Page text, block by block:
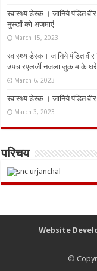
स्वास्थ्य डेस्क । जानिये पंडित
नुस्‍खों को अजमाएं
March 15, 2023
स्वास्थ्य डेस्क। जानिये पंडित
उपचारएलर्जी नजला जुकाम के
March 6, 2023
स्वास्थ्य डेस्क । जानिये पंडित
March 3, 2023
परिचय
Website
©